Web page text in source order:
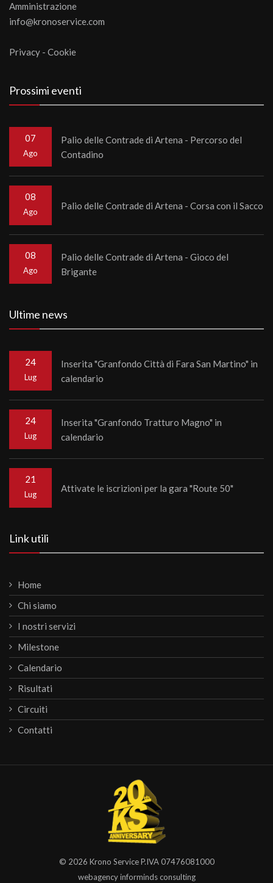
Amministrazione
info@kronoservice.com
Privacy - Cookie
Prossimi eventi
07
Ago
Palio delle Contrade di Artena - Percorso del
Contadino
08
Ago
Palio delle Contrade di Artena - Corsa con il Sacco
08
Ago
Palio delle Contrade di Artena - Gioco del
Brigante
Ultime news
24
Lug
Inserita "Granfondo Città di Fara San Martino" in
calendario
24
Lug
Inserita "Granfondo Tratturo Magno" in
calendario
21
Lug
Attivate le iscrizioni per la gara "Route 50"
Link utili
Home
Chi siamo
I nostri servizi
Milestone
Calendario
Risultati
Circuiti
Contatti
© 2026 Krono ServiceP.IVA 07476081000
webagency informinds consulting